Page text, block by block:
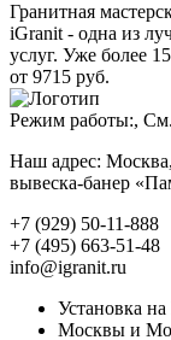
Гранитная
iGranit - одна из
услуг. Уже более
от 9715 руб.
Режим работы:,
Наш адрес:
вывеска-банер
+7 (929) 50-11-888
+7 (495) 663-51-48
info@igranit.ru
Установка
Москвы и